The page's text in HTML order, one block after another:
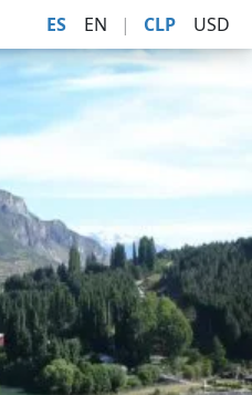
ES EN | CLP USD